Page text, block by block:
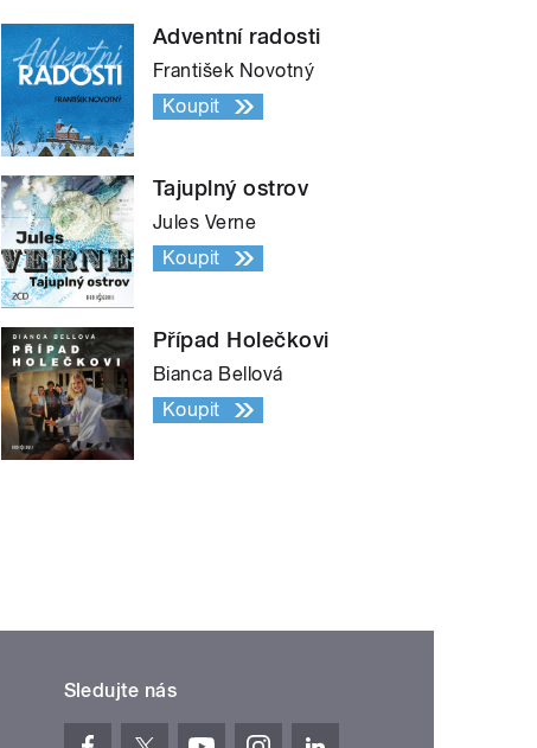
Adventní radosti
František Novotný
Koupit
Tajuplný ostrov
Jules Verne
Koupit
Případ Holečkovi
Bianca Bellová
Koupit
Sledujte nás